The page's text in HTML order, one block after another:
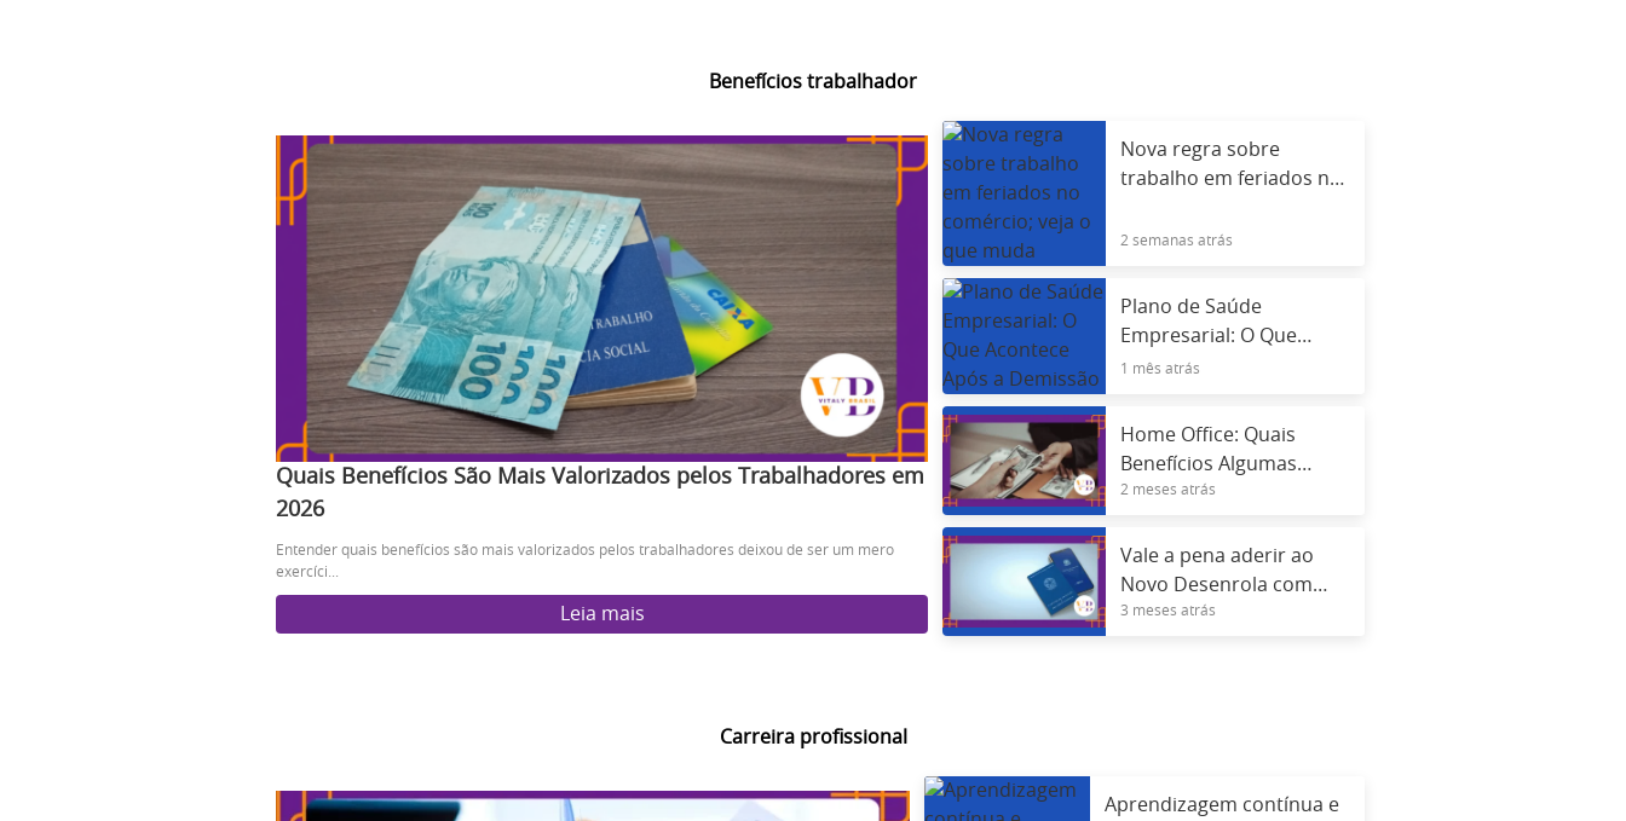
Benefícios trabalhador
Quais Benefícios São Mais Valorizados pelos Trabalhadores em
2026
Entender quais benefícios são mais valorizados pelos trabalhadores deixou de ser um mero
exercíci...
Leia mais
Nova regra sobre
trabalho em feriados no
muda
2 semanas atrás
Plano de Saúde
Empresarial: O Que
Acontece Após a
1 mês atrás
Home Office: Quais
Benefícios Algumas
Empresas Estão
Salário
2 meses atrás
Vale a pena aderir ao
Novo Desenrola com
uso do FGTS? Veja riscos
3 meses atrás
Carreira profissional
Aprendizagem contínua e